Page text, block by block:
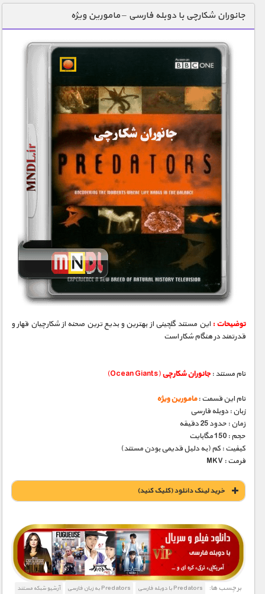
دنیای خوراکی ها
زمین شناسی / محیط زیست
سازه/ معماری/ مهندسی
سرگرمی
شناخت کودکان
طبیعت
علم و فناوری
فرهنگ / هنر
کیهان / نجوم
گردشگری
ماورایی
مسابقات / ورزشی
مستند های اختصاصی
جانوران شکارچی با دوبله فارسی – مامورین ویژه
توضیحات :این مستند گلچینی از بهترین و بدیع ترین صحنه از شکارچیان قهار و
قدرتمند در هنگام شکار است
نام مستند : جانوران شکارچی(Ocean Giants)
نام این قسمت :مامورین ویژه
زبان : دوبله فارسی
زمان : حدود 25 دقیقه
حجم : 150 مگابایت
کیفیت : کم (به دلیل قدیمی بودن مستند)
فرمت : MKV
خريد لينک دانلود (کليک کنيد)
1900 تومان – خريد لينک دانلود (افزودن به سبد خريد)
برچسب ها: Predators با دوبله فارسی Predators به زبان فارسی
آرشیو شبکه مستند